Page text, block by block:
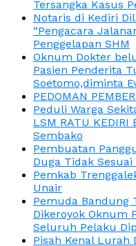
Tersangka Kasus
Notaris di Kediri
“Pengacara
Penggelapan SHM
Oknum Dokter
Pasien Penderita
Soetomo,diminta
PEDOMAN
Peduli Warga
LSM RATU
Sembako
Pembuatan
Duga Tidak Sesuai
Pemkab
Unair
Pemuda Bandung
Dikeroyok Oknum
Seluruh Pelaku
Pisah Kenal Lurah